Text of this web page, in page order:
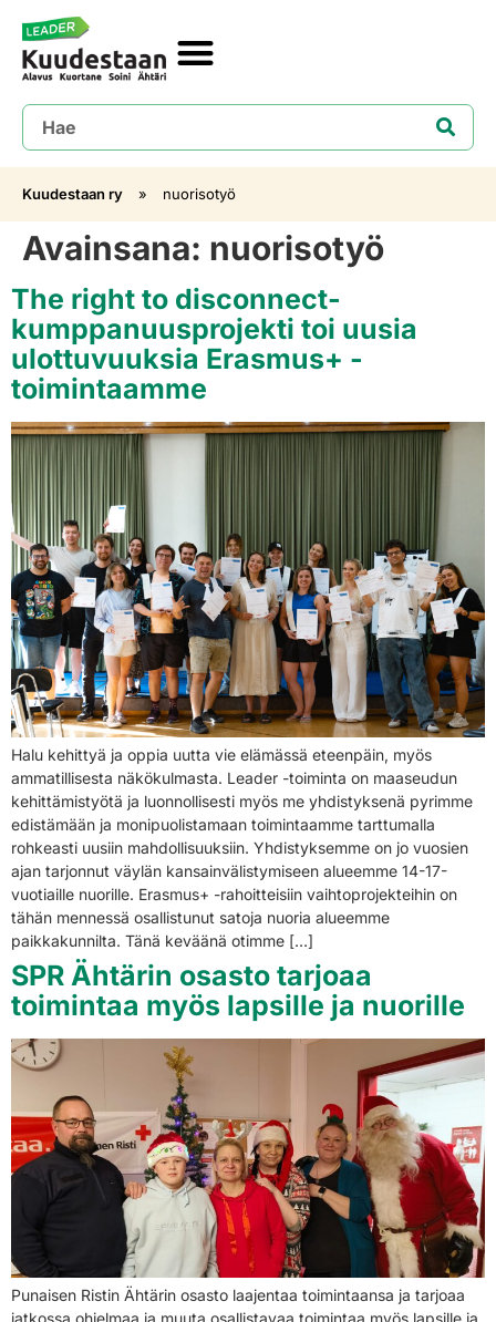
Kuudestaan ry » nuorisotyö
Avainsana: nuorisotyö
The right to disconnect-
kumppanuusprojekti toi uusia
ulottuvuuksia Erasmus+ -
toimintaamme
Halu kehittyä ja oppia uutta vie elämässä eteenpäin, myös
ammatillisesta näkökulmasta. Leader -toiminta on maaseudun
kehittämistyötä ja luonnollisesti myös me yhdistyksenä pyrimme
edistämään ja monipuolistamaan toimintaamme tarttumalla
rohkeasti uusiin mahdollisuuksiin. Yhdistyksemme on jo vuosien
ajan tarjonnut väylän kansainvälistymiseen alueemme 14-17-
vuotiaille nuorille. Erasmus+ -rahoitteisiin vaihtoprojekteihin on
tähän mennessä osallistunut satoja nuoria alueemme
paikkakunnilta. Tänä keväänä otimme […]
SPR Ähtärin osasto tarjoaa
toimintaa myös lapsille ja nuorille
Punaisen Ristin Ähtärin osasto laajentaa toimintaansa ja tarjoaa
jatkossa ohjelmaa ja muuta osallistavaa toimintaa myös lapsille ja